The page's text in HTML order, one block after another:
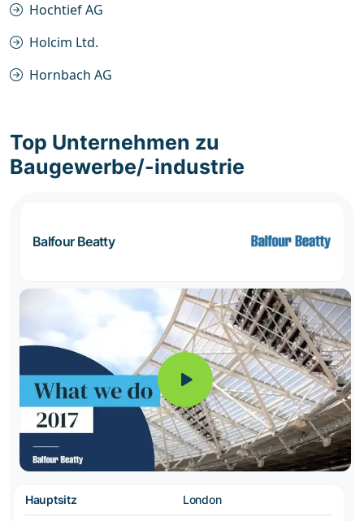
Hochtief AG
Holcim Ltd.
Hornbach AG
Top Unternehmen zu
Baugewerbe/-industrie
Balfour Beatty
Hauptsitz London